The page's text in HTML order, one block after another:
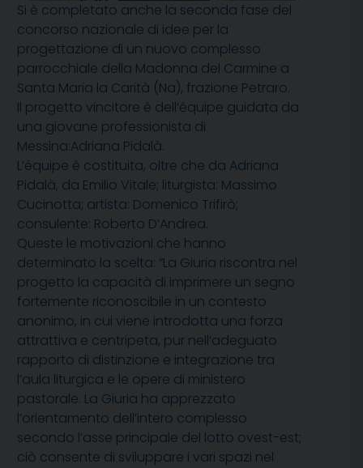
Si è completato anche la seconda fase del
concorso nazionale di idee per la
progettazione di un nuovo complesso
parrocchiale della Madonna del Carmine a
Santa Maria la Carità (Na), frazione Petraro.
Il progetto vincitore è dell’équipe guidata da
una giovane professionista di
Messina:Adriana Pidalà.
L’équipe è costituita, oltre che da Adriana
Pidalà, da Emilio Vitale; liturgista: Massimo
Cucinotta; artista: Domenico Trifirò;
consulente: Roberto D’Andrea.
Queste le motivazioni che hanno
determinato la scelta: “La Giuria riscontra nel
progetto la capacità di imprimere un segno
fortemente riconoscibile in un contesto
anonimo, in cui viene introdotta una forza
attrattiva e centripeta, pur nell’adeguato
rapporto di distinzione e integrazione tra
l’aula liturgica e le opere di ministero
pastorale. La Giuria ha apprezzato
l’orientamento dell’intero complesso
secondo l’asse principale del lotto ovest-est;
ciò consente di sviluppare i vari spazi nel